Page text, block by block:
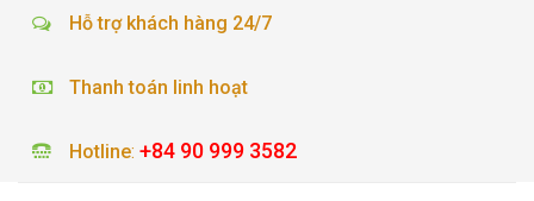
Hỗ trợ khách hàng 24/7
Thanh toán linh hoạt
Hotline: +84 90 999 3582